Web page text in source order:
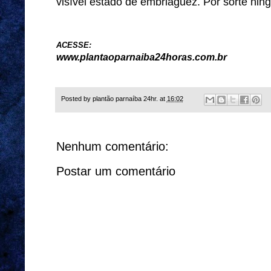
ACESSE:
www.plantaoparnaiba24horas.com.br
Posted by plantão parnaíba 24hr. at 16:02
Nenhum comentário:
Postar um comentário